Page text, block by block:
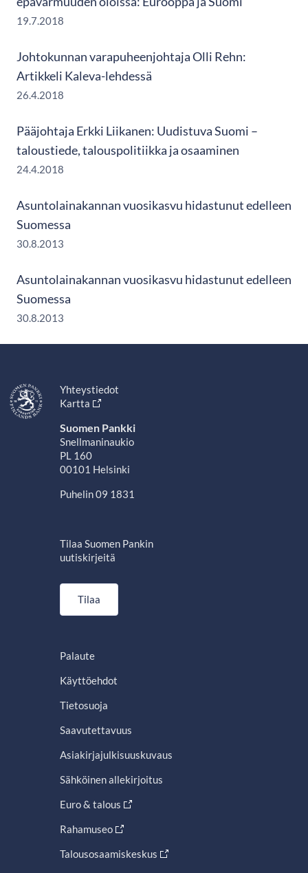
19.7.2018
Johtokunnan varapuheenjohtaja Olli Rehn:
Artikkeli Kaleva-lehdessä
26.4.2018
Pääjohtaja Erkki Liikanen: Uudistuva Suomi –
taloustiede, talouspolitiikka ja osaaminen
24.4.2018
Asuntolainakannan vuosikasvu hidastunut edelleen
Suomessa
30.8.2013
Asuntolainakannan vuosikasvu hidastunut edelleen
Suomessa
30.8.2013
Yhteystiedot
Kartta
Suomen Pankki
Snellmaninaukio
PL 160
00101 Helsinki
Puhelin 09 1831
Tilaa Suomen Pankin
uutiskirjeitä
Tilaa
Palaute
Käyttöehdot
Tietosuoja
Saavutettavuus
Asiakirjajulkisuuskuvaus
Sähköinen allekirjoitus
Euro & talous
Rahamuseo
Talousosaamiskeskus